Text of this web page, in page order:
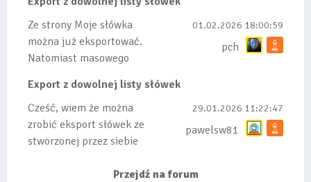
Ze strony Moje słówka
można już eksportować.
Natomiast masowego
bo wiąże się...
01.02.2026 18:00:59
pch
Export z dowolnej listy słówek
Cześć, wiem że można
zrobić eksport słówek ze
stworzonej przez siebie
29.01.2026 11:22:47
pawelsw81
Przejdź na forum